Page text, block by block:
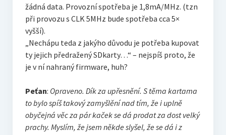
žádná data. Provozní spotřeba je 1,8mA/MHz. (tzn
při provozu s CLK 5MHz bude spotřeba cca 5×
vyšší).
„Nechápu teda z jakýho důvodu je potřeba kupovat
ty jejich předražený SDkarty…“ – nejspíš proto, že
je v ní nahraný firmware, huh?
Peťan: Opraveno. Dík za upřesnění. S těma kartama
to bylo spíš takový zamyšlění nad tím, že i uplně
obyčejná věc za pár kaček se dá prodat za dost velký
prachy. Myslím, že jsem někde slyšel, že se dá i z